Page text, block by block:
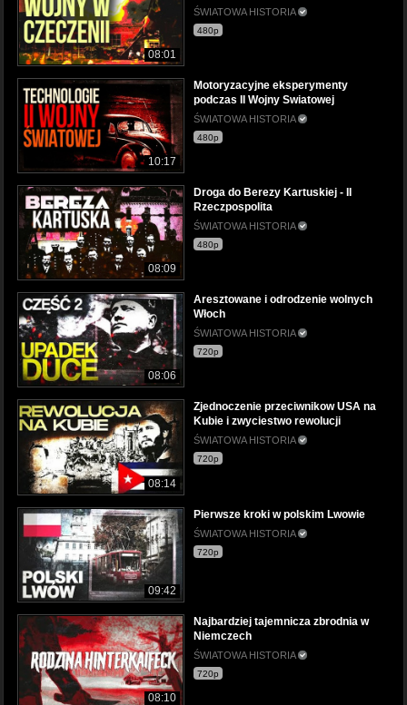
08:01
ŚWIATOWA HISTORIA
480p
10:17
Motoryzacyjne eksperymenty
podczas II Wojny Swiatowej
ŚWIATOWA HISTORIA
480p
08:09
Droga do Berezy Kartuskiej - II
Rzeczpospolita
ŚWIATOWA HISTORIA
480p
08:06
Aresztowane i odrodzenie wolnych
Włoch
ŚWIATOWA HISTORIA
720p
08:14
Zjednoczenie przeciwnikow USA na
Kubie i zwyciestwo rewolucji
ŚWIATOWA HISTORIA
720p
09:42
Pierwsze kroki w polskim Lwowie
ŚWIATOWA HISTORIA
720p
08:10
Najbardziej tajemnicza zbrodnia w
Niemczech
ŚWIATOWA HISTORIA
720p